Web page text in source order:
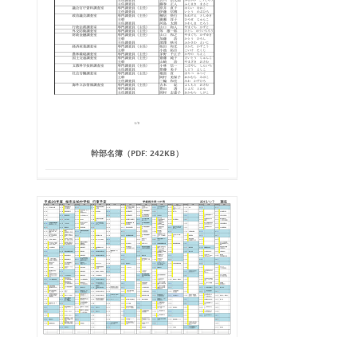
幹部名簿（PDF: 242KB）